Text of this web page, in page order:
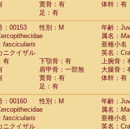
寛骨：有
体幹：有
足：有
：00153
性別：M
年齢：
属名：
fascicularis
亜種小名
ニクイザル
英名：
有
下顎骨：有
上腕骨：
肩甲骨：一部無
大腿骨：
寛骨：有
体幹：有
足：有
：00160
性別：M
年齢：
属名：
fascicularis
亜種小名
ニクイザル
英名：